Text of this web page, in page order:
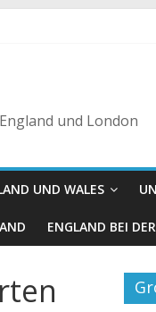
und London
UND WALES
ENGLAND BEI